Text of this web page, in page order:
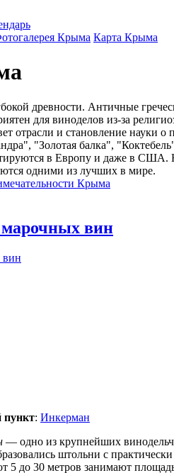
Крыма Карта Крыма
древности. Античные
для виноделов из-за
отрасли и становление науки
"Золотая балка",
в Европу и даже в США.
одними из лучших в мире.
Крыма
вин
пункт: Инкерман
— одно из крупнейших
штольни с
5 до 30 метров занимают